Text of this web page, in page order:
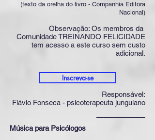
(texto da orelha do livro - Companhia Editora
Nacional)
Observação: Os membros da
Comunidade TREINANDO FELICIDADE
tem acesso a este curso sem custo
adicional.
Responsável:
Flávio Fonseca - psicoterapeuta junguiano
Inscreva-se
Música para Psicólogos